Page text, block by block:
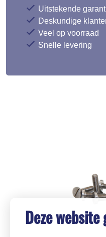
Uitstekende
Deskundige
Veel op voorraad
Snelle levering
Deze